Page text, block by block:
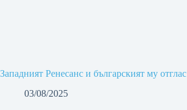
Западният Ренесанс и българският му отглас
03/08/2025